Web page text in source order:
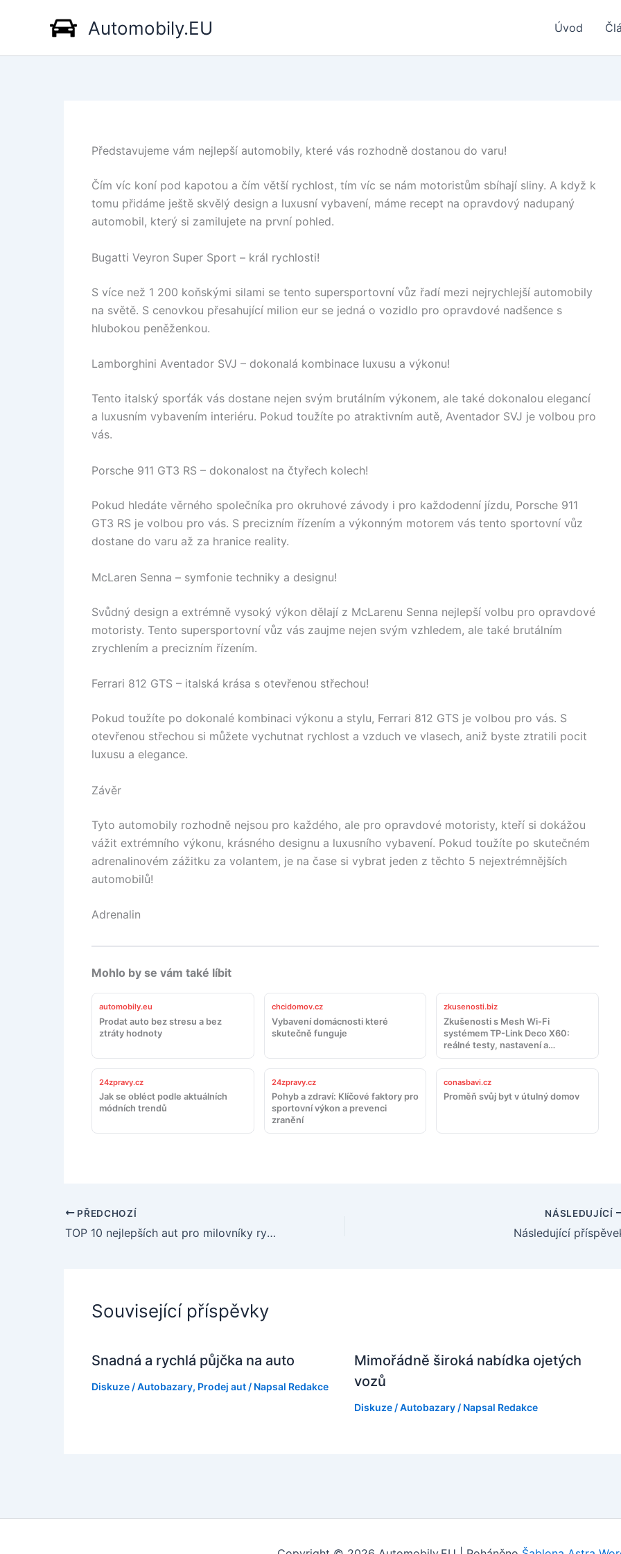
Automobily.EU Úvod
Představujeme vám nejlepší automobily, které vás rozhodně dostanou do varu!
Čím víc koní pod kapotou a čím větší rychlost, tím víc se nám motoristům sbíhají sliny. A když k
tomu přidáme ještě skvělý design a luxusní vybavení, máme recept na opravdový nadupaný
automobil, který si zamilujete na první pohled.
Bugatti Veyron Super Sport – král rychlosti!
S více než 1 200 koňskými silami se tento supersportovní vůz řadí mezi nejrychlejší automobily
na světě. S cenovkou přesahující milion eur se jedná o vozidlo pro opravdové nadšence s
hlubokou peněženkou.
Lamborghini Aventador SVJ – dokonalá kombinace luxusu a výkonu!
Tento italský sporťák vás dostane nejen svým brutálním výkonem, ale také dokonalou elegancí
a luxusním vybavením interiéru. Pokud toužíte po atraktivním autě, Aventador SVJ je volbou pro
vás.
Porsche 911 GT3 RS – dokonalost na čtyřech kolech!
Pokud hledáte věrného společníka pro okruhové závody i pro každodenní jízdu, Porsche 911
GT3 RS je volbou pro vás. S precizním řízením a výkonným motorem vás tento sportovní vůz
dostane do varu až za hranice reality.
McLaren Senna – symfonie techniky a designu!
Svůdný design a extrémně vysoký výkon dělají z McLarenu Senna nejlepší volbu pro opravdové
motoristy. Tento supersportovní vůz vás zaujme nejen svým vzhledem, ale také brutálním
zrychlením a precizním řízením.
Ferrari 812 GTS – italská krása s otevřenou střechou!
Pokud toužíte po dokonalé kombinaci výkonu a stylu, Ferrari 812 GTS je volbou pro vás. S
otevřenou střechou si můžete vychutnat rychlost a vzduch ve vlasech, aniž byste ztratili pocit
luxusu a elegance.
Závěr
Tyto automobily rozhodně nejsou pro každého, ale pro opravdové motoristy, kteří si dokážou
vážit extrémního výkonu, krásného designu a luxusního vybavení. Pokud toužíte po skutečném
adrenalinovém zážitku za volantem, je na čase si vybrat jeden z těchto 5 nejextrémnějších
automobilů!
Adrenalin
Mohlo by se vám také líbit
automobily.eu
Prodat auto bez stresu a bez
ztráty hodnoty
chcidomov.cz
Vybavení domácnosti které
skutečně funguje
zkusenosti.biz
Zkušenosti s Mesh Wi-Fi
systémem TP-Link Deco X60:
reálné testy, nastavení a
doporučení
24zpravy.cz
Jak se obléct podle aktuálních
módních trendů
24zpravy.cz
Pohyb a zdraví: Klíčové faktory pro
sportovní výkon a prevenci
zranění
conasbavi.cz
Proměň svůj byt v útulný domov
PŘEDCHOZÍ
TOP 10 nejlepších aut pro milovníky rychlosti a luxusu!
NÁSLEDUJÍCÍ
Následující
Související příspěvky
Snadná a rychlá půjčka na auto
Diskuze /Autobazary, Prodej aut / Napsal Redakce
Mimořádně široká nabídka ojetých
vozů
Diskuze /Autobazary/ Napsal Redakce